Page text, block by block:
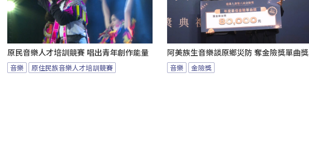
原民音樂人才培訓競賽 唱出青年創作能量
音樂 原住民族音樂人才培訓競賽
阿美族生音樂談原鄉災防 奪金險獎單曲獎
音樂 金險獎